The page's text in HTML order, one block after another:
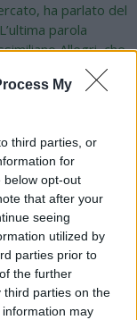
My
third parties, or
for
below opt-out
that after your
seeing
utilized by
parties prior to
the further
third parties on the
information may
ha parlato del
parola
Allegri, che
aver risolto il
da 5 milioni a
decidere
nel Napoli che
ma che
una posizione
da parte dei
potrebbe